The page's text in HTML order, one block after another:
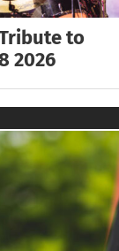
to
2026